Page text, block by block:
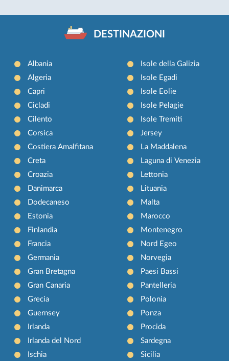
DESTINAZIONI
Albania
Algeria
Capri
Cicladi
Cilento
Corsica
Costiera Amalfitana
Creta
Croazia
Danimarca
Dodecaneso
Estonia
Finlandia
Francia
Germania
Gran Bretagna
Gran Canaria
Grecia
Guernsey
Irlanda
Irlanda del Nord
Ischia
Isole della Galizia
Isole Egadi
Isole Eolie
Isole Pelagie
Isole Tremiti
Jersey
La Maddalena
Laguna di Venezia
Lettonia
Lituania
Malta
Marocco
Montenegro
Nord Egeo
Norvegia
Paesi Bassi
Pantelleria
Polonia
Ponza
Procida
Sardegna
Sicilia